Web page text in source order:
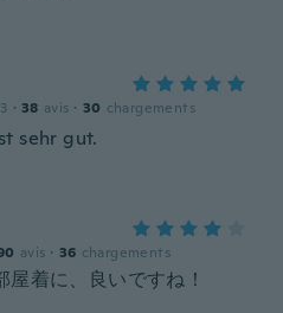
· 38 avis · 30 chargements
sehr gut.
avis · 36 chargements
屋着に、良いですね！